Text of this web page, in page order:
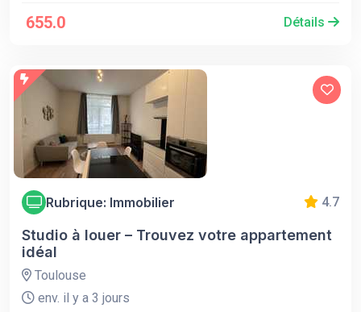
655.0 Détails
Rubrique: Immobilier 4.7
Studio à louer – Trouvez votre appartement
idéal
Toulouse
env. il y a 3 jours